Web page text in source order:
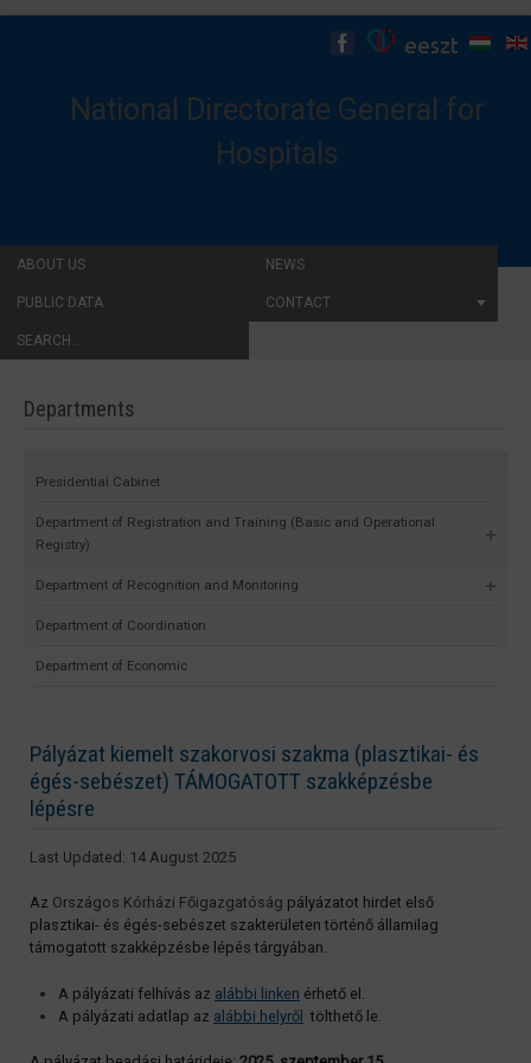
ABOUT US NEWS
PUBLIC DATA CONTACT
SEARCH...
National Directorate General for
Hospitals
Departments
Presidential Cabinet
Department of Registration and Training (Basic and Operational
Registry)
Department of Recognition and Monitoring
Department of Coordination
Department of Economic
Pályázat kiemelt szakorvosi szakma (plasztikai- és
égés-sebészet) TÁMOGATOTT szakképzésbe
lépésre
Last Updated: 14 August 2025
Az Országos Kórházi Főigazgatóság pályázatot hirdet első
plasztikai- és égés-sebészet szakterületen történő államilag
támogatott szakképzésbe lépés tárgyában.
A pályázati felhívás az alábbi linken érhető el.
A pályázati adatlap az alábbi helyről tölthető le.